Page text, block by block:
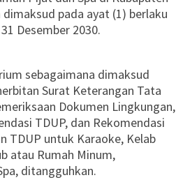
pada ayat (1) berlaku
Desember 2030.
sebagaimana dimaksud
Surat Keterangan Tata
Dokumen Lingkungan,
TDUP, dan Rekomendasi
TDUP untuk Karaoke, Kelab
atau Rumah Minum,
ditangguhkan.